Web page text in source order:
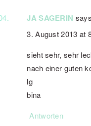
JA SAGERIN says
3. August 2013 at
sieht sehr, sehr
nach einer guten
lg
bina
Antworten